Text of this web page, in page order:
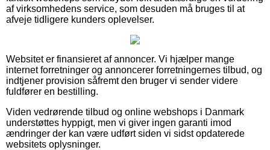
af virksomhedens service, som desuden må bruges til at
afveje tidligere kunders oplevelser.
Websitet er finansieret af annoncer. Vi hjælper mange
internet forretninger og annoncerer forretningernes tilbud, og
indtjener provision såfremt den bruger vi sender videre
fuldfører en bestilling.
Viden vedrørende tilbud og online webshops i Danmark
understøttes hyppigt, men vi giver ingen garanti imod
ændringer der kan være udført siden vi sidst opdaterede
websitets oplysninger.